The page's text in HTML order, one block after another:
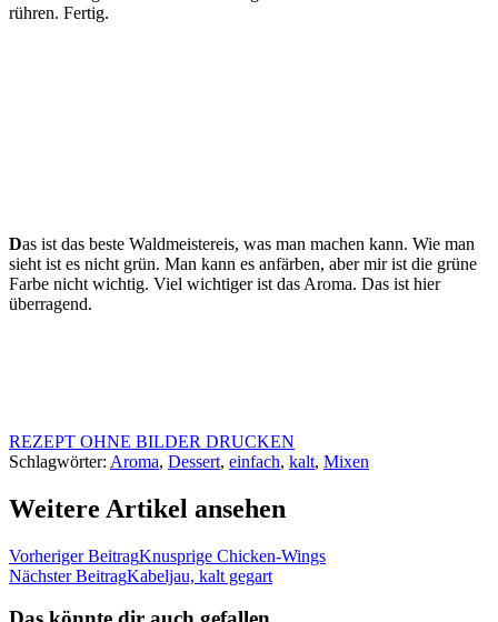
rühren. Fertig.
Das ist das beste Waldmeistereis, was man machen kann. Wie man
sieht ist es nicht grün. Man kann es anfärben, aber mir ist die grüne
Farbe nicht wichtig. Viel wichtiger ist das Aroma. Das ist hier
überragend.
REZEPT OHNE BILDER DRUCKEN
Schlagwörter: Aroma, Dessert, einfach, kalt, Mixen
Weitere Artikel ansehen
Vorheriger BeitragKnusprige Chicken-Wings
Nächster BeitragKabeljau, kalt gegart